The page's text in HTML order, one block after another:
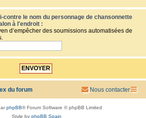
contre le nom du personnage de chansonnette
à l'endroit :
d’empêcher des soumissions automatisées de
du forum Nous contacter
phpBB® Forum Software © phpBB Limited
Style by phpBB Spain